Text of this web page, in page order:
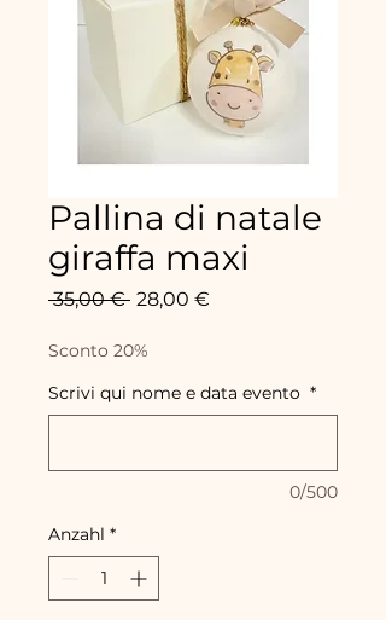
Pallina di natale
giraffa maxi
35,00 € Standardpreis
28,00 €
Sconto 20%
Scrivi qui nome e data evento *
0/500
Anzahl *